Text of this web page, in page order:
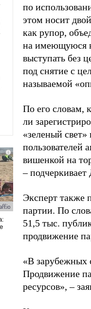
по
этом носит
как рупор,
на имеющуюся
выступать без
под снятие с
называемой
По его словам,
ли
«зеленый
пользователей
вишенкой на
–
Эксперт также
партии. По
51,5 тыс.
продвижение
«В зарубежных
Продвижение
ресурсов», –